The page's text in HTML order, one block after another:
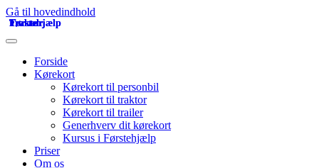
Gå til hovedindhold
Forside
Kørekort
Kørekort til personbil
Kørekort til traktor
Kørekort til trailer
Generhverv dit kørekort
Kursus i Førstehjælp
Priser
Om os
Traktor
Traktor
Traktor
Førstehjælp
Førstehjælp